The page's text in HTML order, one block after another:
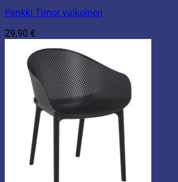
Penkki Timor valkoinen
29,90 €